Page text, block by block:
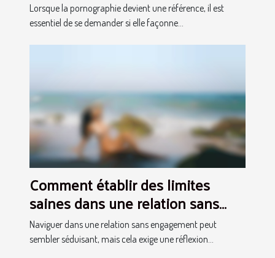
Lorsque la pornographie devient une référence, il est
essentiel de se demander si elle façonne...
Comment établir des limites
saines dans une relation sans
engagement ?
Naviguer dans une relation sans engagement peut
sembler séduisant, mais cela exige une réflexion...